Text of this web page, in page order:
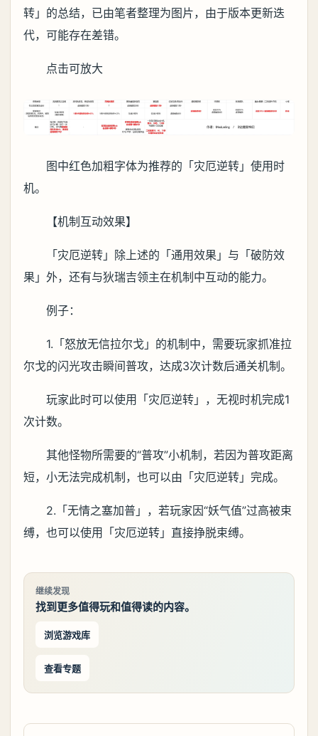
转」的总结，已由笔者整理为图片，由于版本更新迭
代，可能存在差错。
点击可放大
图中红色加粗字体为推荐的「灾厄逆转」使用时
机。
【机制互动效果】
「灾厄逆转」除上述的「通用效果」与「破防效
果」外，还有与狄瑞吉领主在机制中互动的能力。
例子：
1.「怒放无信拉尔戈」的机制中，需要玩家抓准拉
尔戈的闪光攻击瞬间普攻，达成3次计数后通关机制。
玩家此时可以使用「灾厄逆转」，无视时机完成1
次计数。
其他怪物所需要的“普攻”小机制，若因为普攻距离
短，小无法完成机制，也可以由「灾厄逆转」完成。
2.「无情之塞加普」，若玩家因“妖气值”过高被束
缚，也可以使用「灾厄逆转」直接挣脱束缚。
继续发现
找到更多值得玩和值得读的内容。
浏览游戏库
查看专题